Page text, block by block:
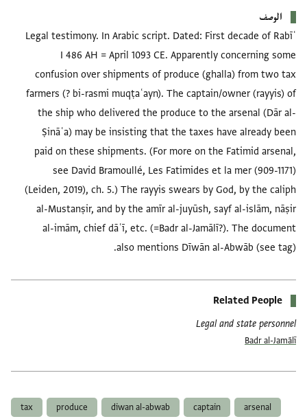
الوصف
Legal testimony. In Arabic script. Dated: First decade of Rabīʿ
I 486 AH = April 1093 CE. Apparently concerning some
confusion over shipments of produce (ghalla) from two tax
farmers (? bi-rasmi muqṭaʿayn). The captain/owner (rayyis) of
the ship who delivered the produce to the arsenal (Dār al-
Ṣināʿa) may be insisting that the taxes have already been
paid on these shipments. (For more on the Fatimid arsenal,
see David Bramoullé, Les Fatimides et la mer (909-1171)
(Leiden, 2019), ch. 5.) The rayyis swears by God, by the caliph
al-Mustanṣir, and by the amīr al-juyūsh, sayf al-islām, nāṣir
al-imām, chief dāʿī, etc. (=Badr al-Jamālī?). The document
also mentions Dīwān al-Abwāb (see tag).
Related People
Legal and state personnel
Badr al-Jamālī
arsenal
captain
diwan al-abwab
produce
tax